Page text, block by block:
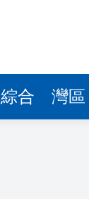
綜合 灣區